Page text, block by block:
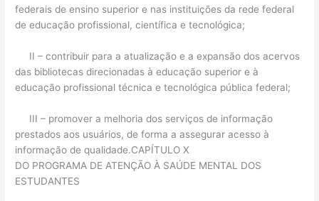
federais de ensino superior e nas instituições da rede federal
de educação profissional, científica e tecnológica;
II – contribuir para a atualização e a expansão dos acervos
das bibliotecas direcionadas à educação superior e à
educação profissional técnica e tecnológica pública federal;
III – promover a melhoria dos serviços de informação
prestados aos usuários, de forma a assegurar acesso à
informação de qualidade.CAPÍTULO X
DO PROGRAMA DE ATENÇÃO À SAÚDE MENTAL DOS
ESTUDANTES